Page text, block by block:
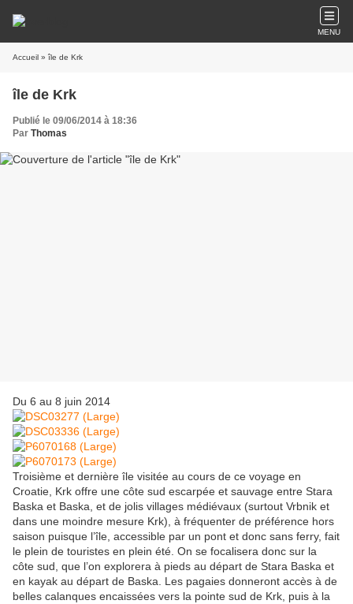
MENU
Accueil » île de Krk
île de Krk
Publié le 09/06/2014 à 18:36
Par Thomas
Du 6 au 8 juin 2014
Troisième et dernière île visitée au cours de ce voyage en
Croatie, Krk offre une côte sud escarpée et sauvage entre Stara
Baska et Baska, et de jolis villages médiévaux (surtout Vrbnik et
dans une moindre mesure Krk), à fréquenter de préférence hors
saison puisque l’île, accessible par un pont et donc sans ferry, fait
le plein de touristes en plein été. On se focalisera donc sur la
côte sud, que l’on explorera à pieds au départ de Stara Baska et
en kayak au départ de Baska. Les pagaies donneront accès à de
belles calanques encaissées vers la pointe sud de Krk, puis à la